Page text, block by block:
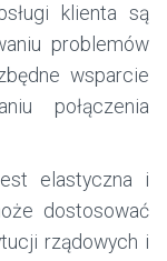
klienta są
problemów
wsparcie
połączenia
elastyczna i
dostosować
rządowych i